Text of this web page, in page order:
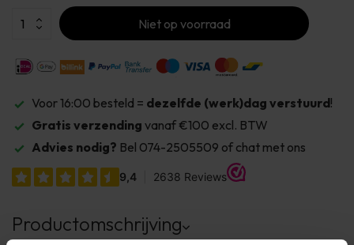
Uitverkocht
Niet op voorraad
Voor 16:00 besteld = dezelfde (werk)dag verstuurd!
Gratis verzending vanaf €100 excl. BTW
Advies nodig? Bel 074-2505509 of chat met ons
Productomschrijving